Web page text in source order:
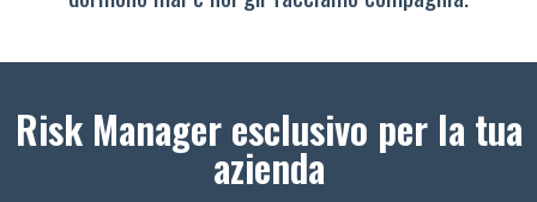
Risk Manager esclusivo per la tua
azienda